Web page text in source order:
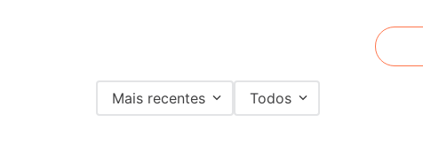
Mais recentes Todos